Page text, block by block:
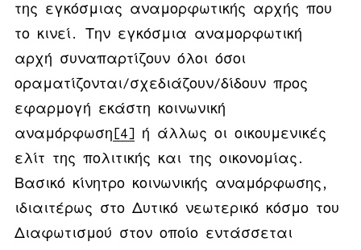
της εγκόσμιας αναμορφωτικής αρχής που
το κινεί. Την εγκόσμια αναμορφωτική
αρχή συναπαρτίζουν όλοι όσοι
οραματίζονται/σχεδιάζουν/δίδουν προς
εφαρμογή εκάστη κοινωνική
αναμόρφωση [4]
ή άλλως οι οικουμενικές
ελίτ της πολιτικής και της οικονομίας.
Βασικό κίνητρο κοινωνικής αναμόρφωσης,
ιδιαιτέρως στο Δυτικό νεωτερικό κόσμο του
Διαφωτισμού στον οποίο εντάσσεται